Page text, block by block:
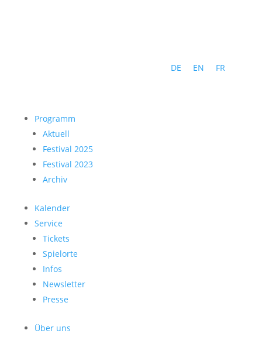
DE EN FR
Programm
Aktuell
Festival 2025
Festival 2023
Archiv
Kalender
Service
Tickets
Spielorte
Infos
Newsletter
Presse
Über uns